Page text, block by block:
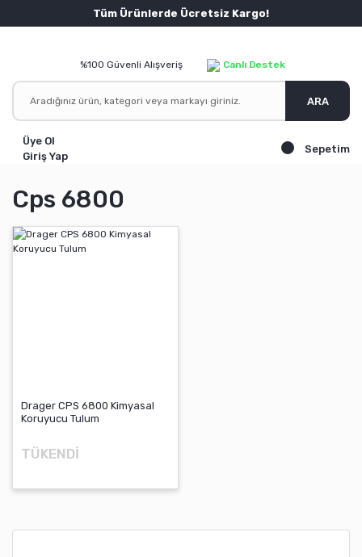
Tüm Ürünlerde Ücretsiz Kargo!
%100 Güvenli Alışveriş Canlı Destek
ARA
Üye Ol
Giriş Yap
Sepetim
Cps 6800
Drager CPS 6800 Kimyasal
Koruyucu Tulum
TÜKENDİ